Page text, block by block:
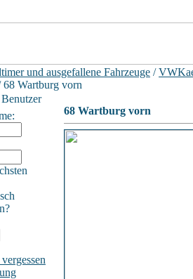
und ausgefallene Fahrzeuge /
68 Wartburg vorn
68 Wartburg vorn